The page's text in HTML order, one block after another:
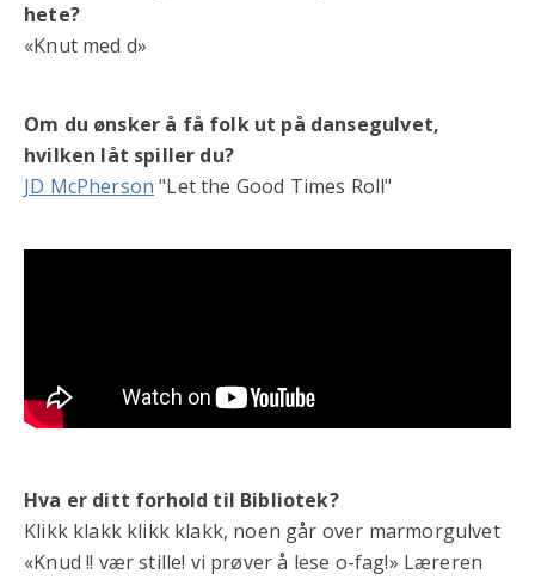
hete?
«Knut med d»
Om du ønsker å få folk ut på dansegulvet,
hvilken låt spiller du?
JD McPherson "Let the Good Times Roll"
Hva er ditt forhold til Bibliotek?
Klikk klakk klikk klakk, noen går over marmorgulvet
«Knud !! vær stille! vi prøver å lese o-fag!» Læreren